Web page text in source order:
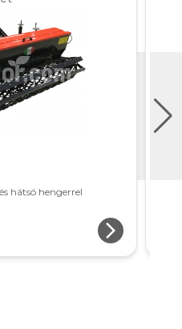
hátsó hengerrel
arrow_forward_ios